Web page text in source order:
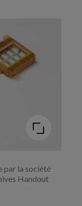
par la société
Handout